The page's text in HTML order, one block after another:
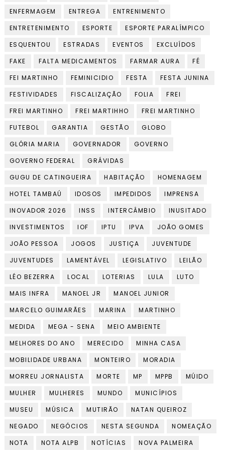
ENFERMAGEM
ENTREGA
ENTRENIMENTO
ENTRETENIMENTO
ESPORTE
ESPORTE PARALÍMPICO
ESQUENTOU
ESTRADAS EVENTOS
EXCLUÍDOS
FAKE
FALTA MEDICAMENTOS FARMAR AURA
FÉ
FEI MARTINHO
FEMINICIDIO FESTA
FESTA JUNINA
FESTIVIDADES
FISCALIZAÇÃO FOLIA
FREI
FREI MARTINHO
FREI MARTIHHO
FREI MARTINHO
FUTEBOL
GARANTIA GESTÃO
GLOBO
GLÓRIA MARIA
GOVERNADOR
GOVERNO
GOVERNO FEDERAL
GRÁVIDAS
GUGU DE CATINGUEIRA
HABITAÇÃO
HOMENAGEM
HOTEL TAMBAÚ
IDOSOS IMPEDIDOS
IMPRENSA
INOVADOR 2026
INSS INTERCÂMBIO
INUSITADO
INVESTIMENTOS
IOF IPTU IPVA
JOÃO GOMES
JOÃO PESSOA
JOGOS JUSTIÇA
JUVENTUDE
JUVENTUDES
LAMENTÁVEL LEGISLATIVO
LEILÃO
LÉO BEZERRA
LOCAL LOTERIAS LULA
LUTO
MAIS INFRA
MANOEL JR
MANOEL JUNIOR
MARCELO GUIMARÃES
MARINA
MARTINHO
MEDIDA
MEGA - SENA
MEIO AMBIENTE
MELHORES DO ANO
MERECIDO
MINHA CASA
MOBILIDADE URBANA
MONTEIRO
MORADIA
MORREU JORNALISTA
MORTE MP MPPB
MÚIDO
MULHER
MULHERES MUNDO
MUNICÍPIOS
MUSEU
MÚSICA MUTIRÃO
NATAN QUEIROZ
NEGADO
NEGÓCIOS NESTA SEGUNDA
NOMEAÇÃO
NOTA
NOTA ALPB NOTÍCIAS
NOVA PALMEIRA